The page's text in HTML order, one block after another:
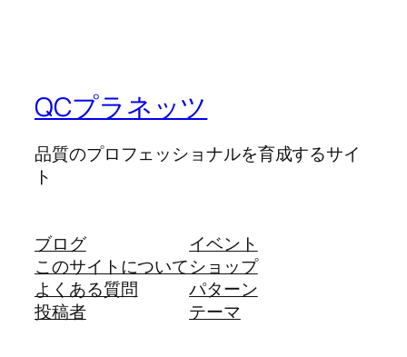
QCプラネッツ
品質のプロフェッショナルを育成するサイ
ト
ブログ
このサイトについて
よくある質問
投稿者
イベント
ショップ
パターン
テーマ